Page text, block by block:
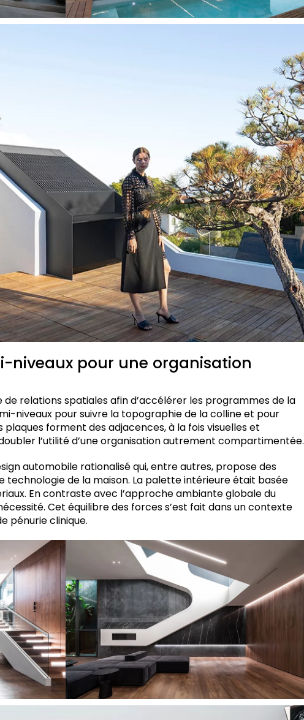
niveaux pour une organisation
de relations spatiales afin d’accélérer les programmes de la
niveaux pour suivre la topographie de la colline et pour
forment des adjacences, à la fois visuelles et
l’utilité d’une organisation autrement compartimentée.
automobile rationalisé qui, entre autres, propose des
de la maison. La palette intérieure était basée
En contraste avec l’approche ambiante globale du
Cet équilibre des forces s’est fait dans un contexte
pénurie clinique.